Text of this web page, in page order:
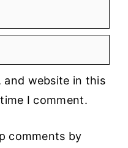
and website in this
I comment.
comments by